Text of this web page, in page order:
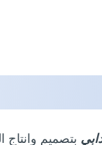
بتصميم